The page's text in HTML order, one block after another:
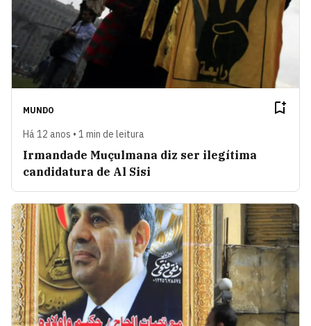
MUNDO
Há 12 anos • 1 min de leitura
Irmandade Muçulmana diz ser ilegítima
candidatura de Al Sisi